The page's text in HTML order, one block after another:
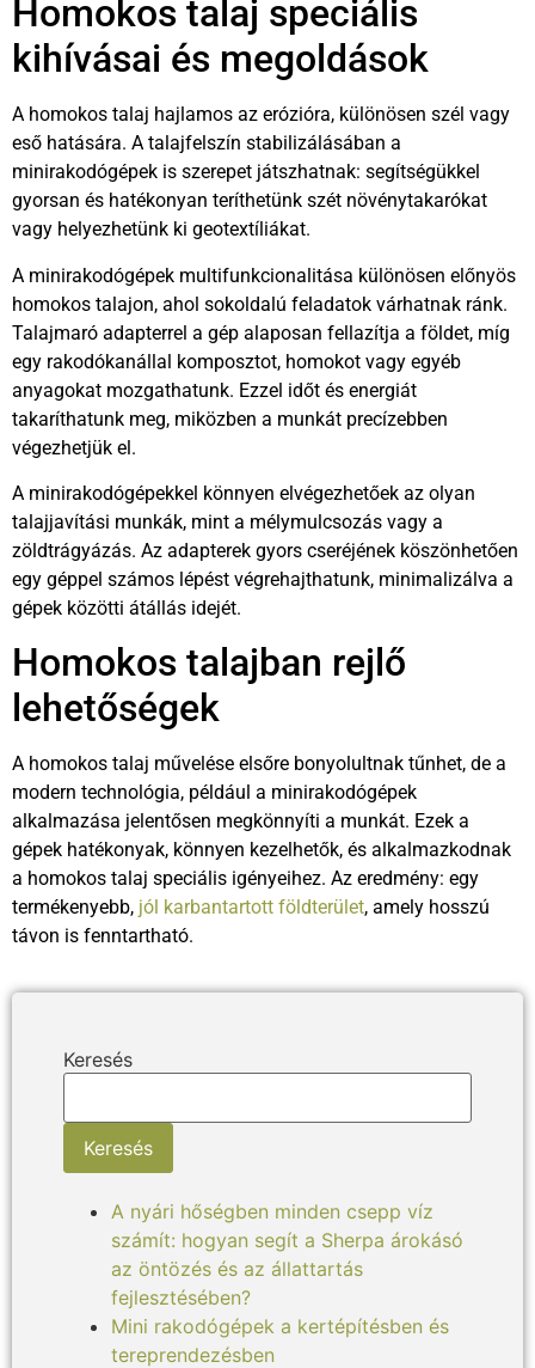
Homokos talaj speciális
kihívásai és megoldások
A homokos talaj hajlamos az erózióra, különösen szél vagy
eső hatására. A talajfelszín stabilizálásában a
minirakodógépek is szerepet játszhatnak: segítségükkel
gyorsan és hatékonyan teríthetünk szét növénytakarókat
vagy helyezhetünk ki geotextíliákat.
A minirakodógépek multifunkcionalitása különösen előnyös
homokos talajon, ahol sokoldalú feladatok várhatnak ránk.
Talajmaró adapterrel a gép alaposan fellazítja a földet, míg
egy rakodókanállal komposztot, homokot vagy egyéb
anyagokat mozgathatunk. Ezzel időt és energiát
takaríthatunk meg, miközben a munkát precízebben
végezhetjük el.
A minirakodógépekkel könnyen elvégezhetőek az olyan
talajjavítási munkák, mint a mélymulcsozás vagy a
zöldtrágyázás. Az adapterek gyors cseréjének köszönhetően
egy géppel számos lépést végrehajthatunk, minimalizálva a
gépek közötti átállás idejét.
Homokos talajban rejlő
lehetőségek
A homokos talaj művelése elsőre bonyolultnak tűnhet, de a
modern technológia, például a minirakodógépek
alkalmazása jelentősen megkönnyíti a munkát. Ezek a
gépek hatékonyak, könnyen kezelhetők, és alkalmazkodnak
a homokos talaj speciális igényeihez. Az eredmény: egy
termékenyebb, jól karbantartott földterület, amely hosszú
távon is fenntartható.
Keresés
Keresés
A nyári hőségben minden csepp víz
számít: hogyan segít a Sherpa árokásó
az öntözés és az állattartás
fejlesztésében?
Mini rakodógépek a kertépítésben és
tereprendezésben